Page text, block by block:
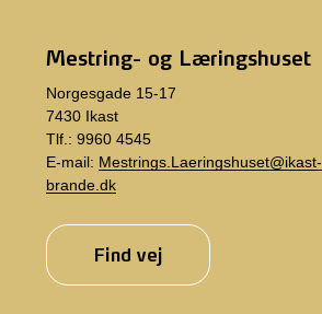
Mestring- og Læringshuset
Norgesgade 15-17
7430 Ikast
Tlf.: 9960 4545
E-mail: Mestrings.Laeringshuset@ikast-
brande.dk
Find vej